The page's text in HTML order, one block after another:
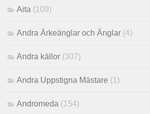
Aita (109)
Andra Ärkeänglar och Änglar (4)
Andra källor (307)
Andra Uppstigna Mästare (1)
Andromeda (154)